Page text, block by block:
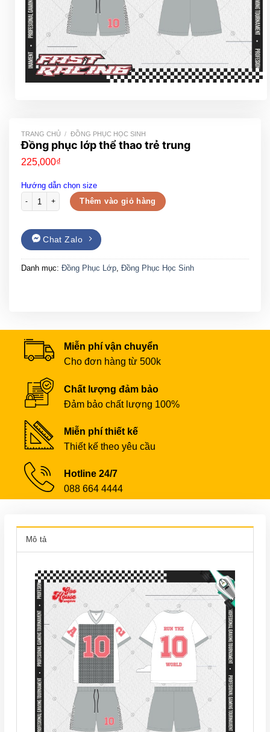
TRANG CHỦ / ĐỒNG PHỤC HỌC SINH
Đồng phục lớp thể thao trẻ trung
225,000₫
Hướng dẫn chọn size
Đồng phục lớp thể thao trẻ trung số lượng
Thêm vào giỏ hàng
Chat Zalo
Danh mục: Đồng Phục Lớp Đồng Phục Học Sinh
Miễn phí vận chuyển
Cho đơn hàng từ 500k
Chất lượng đảm bảo
Đảm bảo chất lượng 100%
Miễn phí thiết kế
Thiết kế theo yêu cầu
Hotline 24/7
088 664 4444
Mô tả